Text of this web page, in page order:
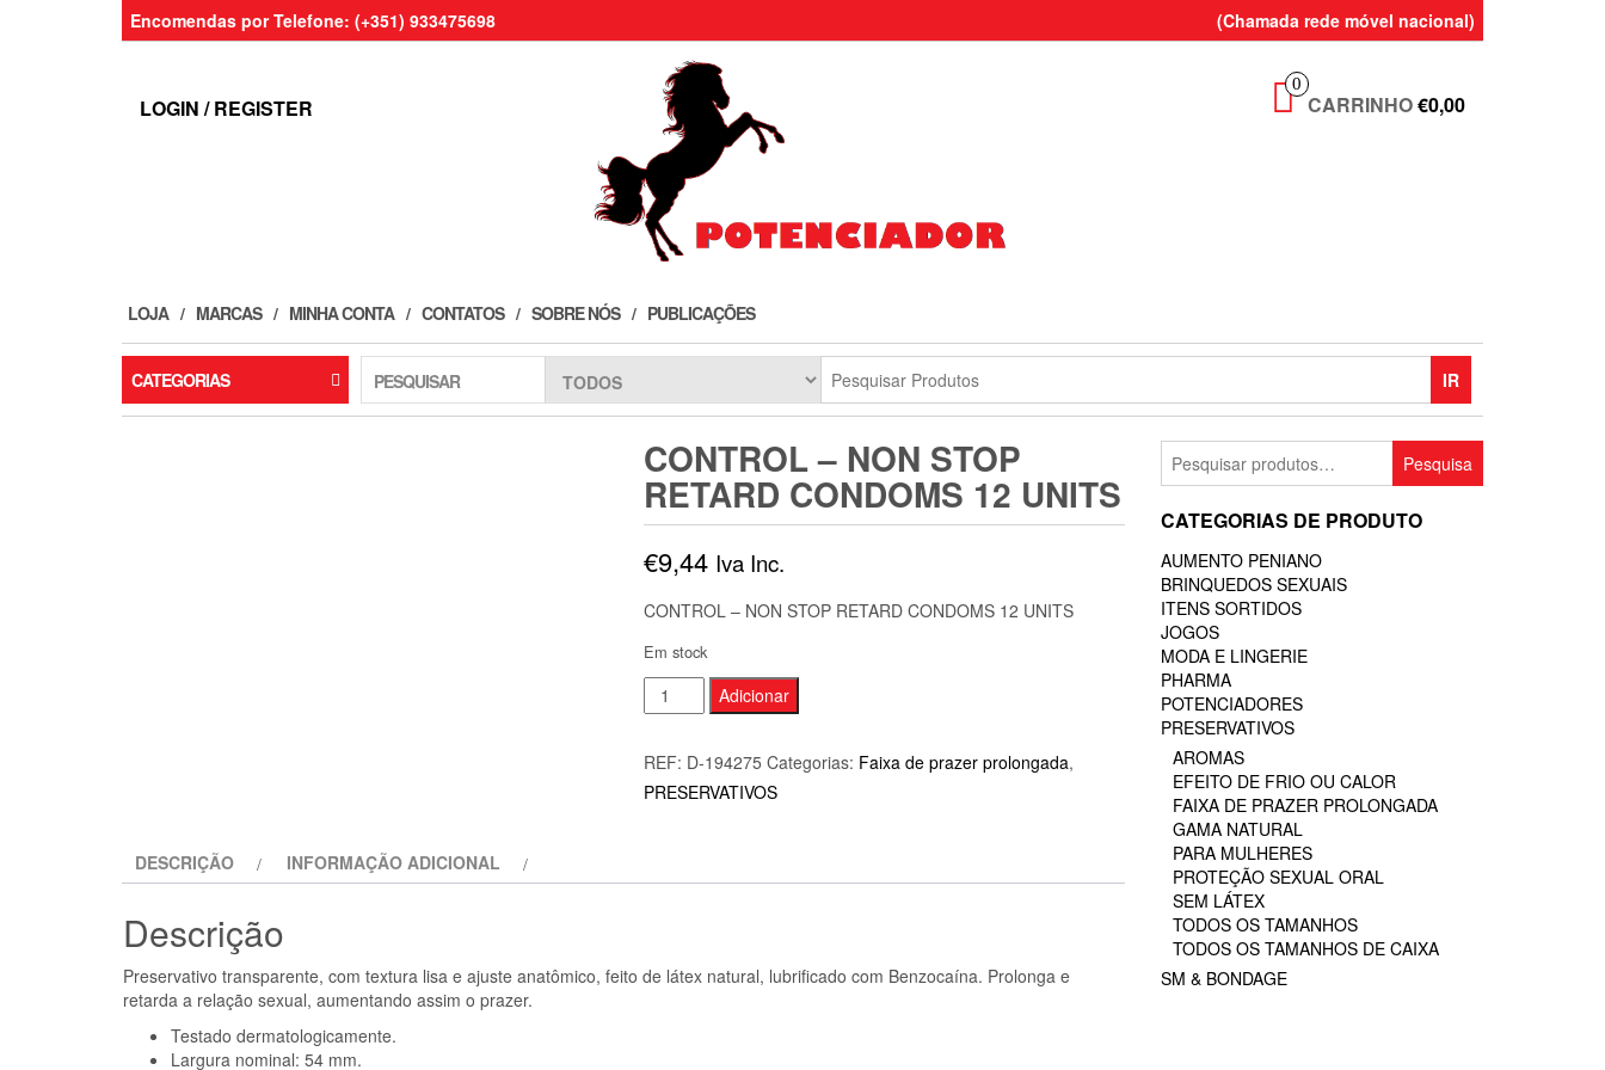
Encomendas por Telefone: (+351) 933475698 (Chamada rede móvel nacional)
LOGIN / REGISTER
0
CARRINHO€0,00
LOJA MARCAS MINHA CONTA CONTATOS SOBRE NÓS PUBLICAÇÕES
CATEGORIAS PESQUISAR IR
CONTROL – NON STOP
RETARD CONDOMS 12 UNITS
€9,44 Iva Inc.
CONTROL – NON STOP RETARD CONDOMS 12 UNITS
Em stock
Quantidade
de
CONTROL
-
Adicionar
REF: D-194275 Categorias: Faixa de prazer prolongada,
PRESERVATIVOS
DESCRIÇÃO INFORMAÇÃO ADICIONAL
Descrição
Preservativo transparente, com textura lisa e ajuste anatômico, feito de látex natural, lubrificado com Benzocaína. Prolonga e
retarda a relação sexual, aumentando assim o prazer.
Testado dermatologicamente.
Largura nominal: 54 mm.
Pesquisar
por:
Pesquisa
CATEGORIAS DE PRODUTO
AUMENTO PENIANO
BRINQUEDOS SEXUAIS
ITENS SORTIDOS
JOGOS
MODA E LINGERIE
PHARMA
POTENCIADORES
PRESERVATIVOS
AROMAS
EFEITO DE FRIO OU CALOR
FAIXA DE PRAZER PROLONGADA
GAMA NATURAL
PARA MULHERES
PROTEÇÃO SEXUAL ORAL
SEM LÁTEX
TODOS OS TAMANHOS
TODOS OS TAMANHOS DE CAIXA
SM & BONDAGE